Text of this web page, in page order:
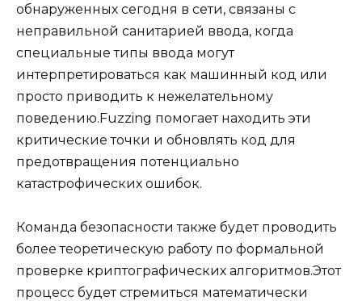
обнаруженных сегодня в сети, связаны с
неправильной санитарией ввода, когда
специальные типы ввода могут
интерпретироваться как машинный код или
просто приводить к нежелательному
поведению.Fuzzing помогает находить эти
критические точки и обновлять код для
предотвращения потенциально
катастрофических ошибок.
Команда безопасности также будет проводить
более теоретическую работу по формальной
проверке криптографических алгоритмов.Этот
процесс будет стремиться математически